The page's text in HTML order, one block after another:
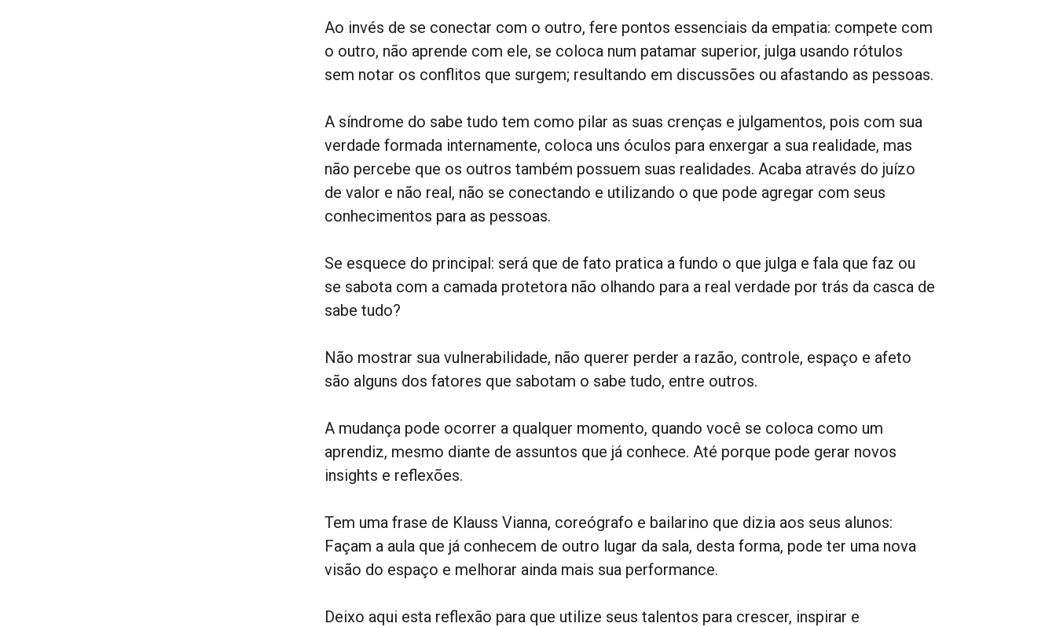
Ao invés de se conectar com o outro, fere pontos essenciais da empatia: compete com
o outro, não aprende com ele, se coloca num patamar superior, julga usando rótulos
sem notar os conflitos que surgem; resultando em discussões ou afastando as pessoas.
A síndrome do sabe tudo tem como pilar as suas crenças e julgamentos, pois com sua
verdade formada internamente, coloca uns óculos para enxergar a sua realidade, mas
não percebe que os outros também possuem suas realidades. Acaba através do juízo
de valor e não real, não se conectando e utilizando o que pode agregar com seus
conhecimentos para as pessoas.
Se esquece do principal: será que de fato pratica a fundo o que julga e fala que faz ou
se sabota com a camada protetora não olhando para a real verdade por trás da casca de
sabe tudo?
Não mostrar sua vulnerabilidade, não querer perder a razão, controle, espaço e afeto
são alguns dos fatores que sabotam o sabe tudo, entre outros.
A mudança pode ocorrer a qualquer momento, quando você se coloca como um
aprendiz, mesmo diante de assuntos que já conhece. Até porque pode gerar novos
insights e reflexões.
Tem uma frase de Klauss Vianna, coreógrafo e bailarino que dizia aos seus alunos:
Façam a aula que já conhecem de outro lugar da sala, desta forma, pode ter uma nova
visão do espaço e melhorar ainda mais sua performance.
Deixo aqui esta reflexão para que utilize seus talentos para crescer, inspirar e